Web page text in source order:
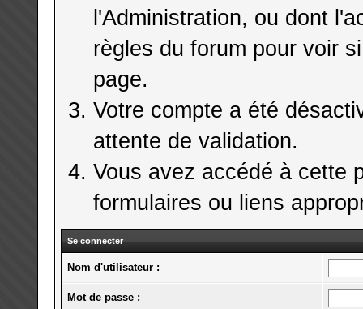
l'Administration, ou dont
règles du forum pour voir
page.
Votre compte a été
attente de validation.
Vous avez accédé à cette
formulaires ou liens
Se connecter
Nom d'utilisateur :
Mot de passe :